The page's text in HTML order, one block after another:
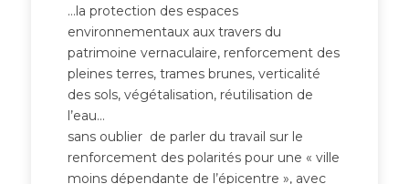
…la protection des espaces
environnementaux aux travers du
patrimoine vernaculaire, renforcement des
pleines terres, trames brunes, verticalité
des sols, végétalisation, réutilisation de
l’eau…
sans oublier de parler du travail sur le
renforcement des polarités pour une « ville
moins dépendante de l’épicentre », avec